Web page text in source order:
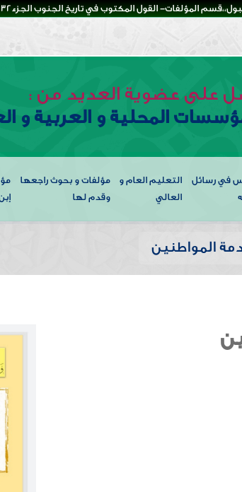
المؤلفات- القول المكتوب في تاريخ الجنوب الجزء32
على عضوية العديد من :
المحلية و العربية و
في رسائل
التعليم العام و
العالي
مؤلفات و بحوث راجعها
وقدم لها